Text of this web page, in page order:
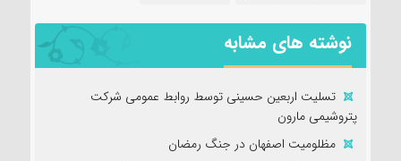
نوشته های مشابه
تسلیت اربعین حسینی توسط روابط عمومی شرکت
پتروشیمی مارون
مظلومیت اصفهان در جنگ رمضان